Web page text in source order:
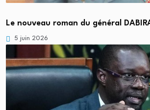
Le nouveau roman du général
5 juin 2026